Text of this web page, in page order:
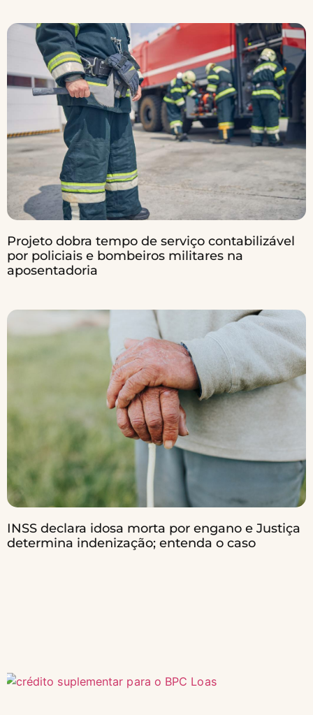
Projeto dobra tempo de serviço contabilizável
por policiais e bombeiros militares na
aposentadoria
INSS declara idosa morta por engano e Justiça
determina indenização; entenda o caso